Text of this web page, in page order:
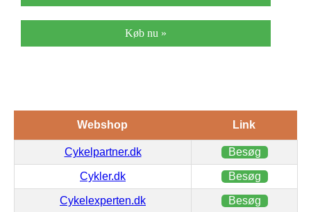
Køb nu »
Webshop Link
Cykelpartner.dk Besøg
Cykler.dk Besøg
Cykelexperten.dk Besøg